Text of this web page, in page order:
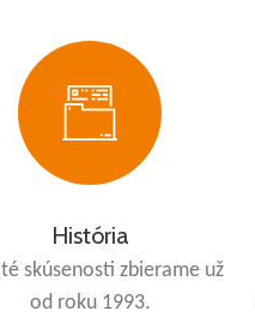
História
skúsenosti zbierame už
od roku 1993.